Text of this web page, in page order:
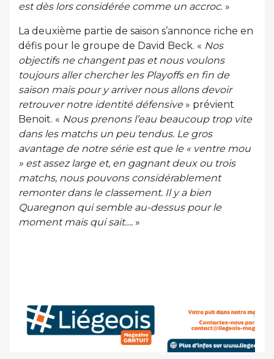
est dès lors considérée comme un accroc. »
La deuxième partie de saison s’annonce riche en
défis pour le groupe de David Beck. « Nos
objectifs ne changent pas et nous voulons
toujours aller chercher les Playoffs en fin de
saison mais pour y arriver nous allons devoir
retrouver notre identité défensive» prévient
Benoit. « Nous prenons l’eau beaucoup trop vite
dans les matchs un peu tendus. Le gros
avantage de notre série est que le « ventre mou
» est assez large et, en gagnant deux ou trois
matchs, nous pouvons considérablement
remonter dans le classement. Il y a bien
Quaregnon qui semble au-dessus pour le
moment mais qui sait…. »